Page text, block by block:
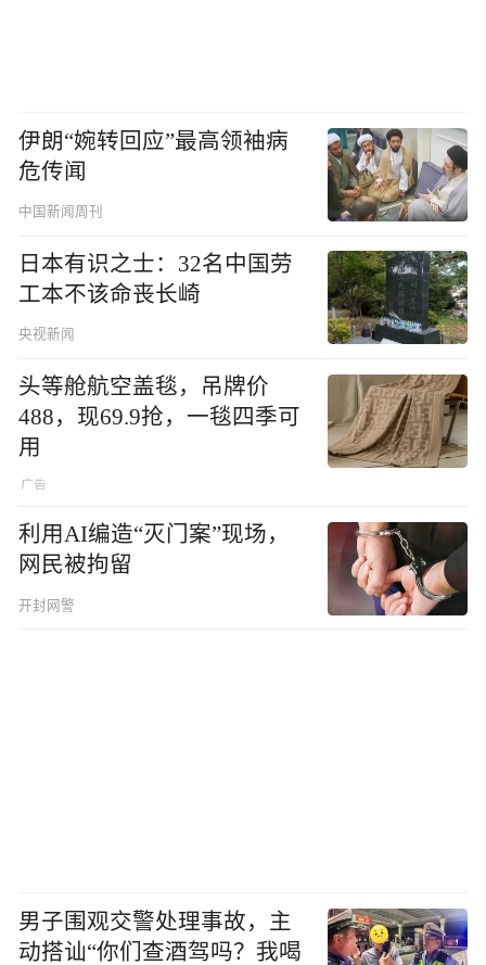
伊朗“婉转回应”最高领袖病
危传闻
中国新闻周刊
日本有识之士：32名中国劳
工本不该命丧长崎
央视新闻
头等舱航空盖毯，吊牌价
488，现69.9抢，一毯四季可
用
利用AI编造“灭门案”现场，
网民被拘留
开封网警
男子围观交警处理事故，主
动搭讪“你们查酒驾吗？我喝